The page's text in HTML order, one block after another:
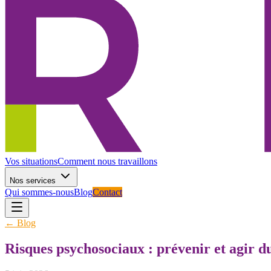
Vos situationsComment nous travaillons
Nos services
Qui sommes-nousBlogContact
← Blog
Risques psychosociaux : prévenir et agir